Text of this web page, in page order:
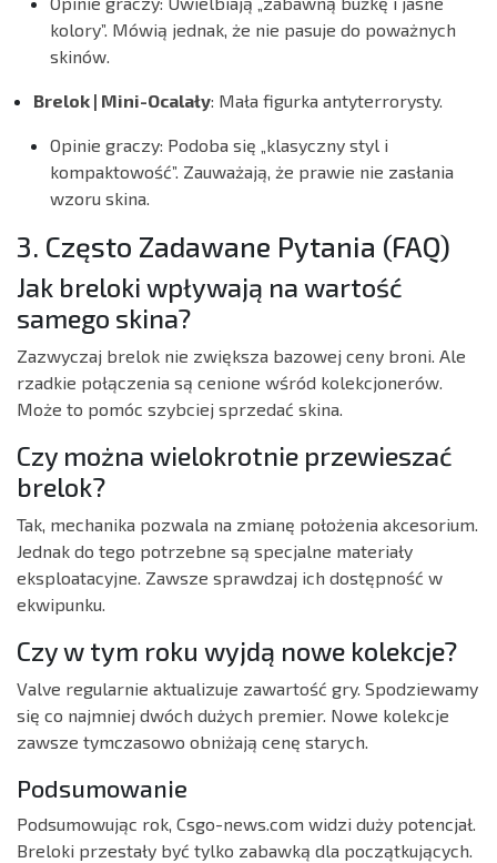
kolory”. Mówią jednak, że nie pasuje do poważnych
skinów.
Brelok | Mini-Ocalały: Mała figurka antyterrorysty.
Opinie graczy: Podoba się „klasyczny styl i
kompaktowość”. Zauważają, że prawie nie zasłania
wzoru skina.
3. Często Zadawane Pytania (FAQ)
Jak breloki wpływają na wartość
samego skina?
Zazwyczaj brelok nie zwiększa bazowej ceny broni. Ale
rzadkie połączenia są cenione wśród kolekcjonerów.
Może to pomóc szybciej sprzedać skina.
Czy można wielokrotnie przewieszać
brelok?
Tak, mechanika pozwala na zmianę położenia akcesorium.
Jednak do tego potrzebne są specjalne materiały
eksploatacyjne. Zawsze sprawdzaj ich dostępność w
ekwipunku.
Czy w tym roku wyjdą nowe kolekcje?
Valve regularnie aktualizuje zawartość gry. Spodziewamy
się co najmniej dwóch dużych premier. Nowe kolekcje
zawsze tymczasowo obniżają cenę starych.
Podsumowanie
Podsumowując rok, Csgo-news.com widzi duży potencjał.
Breloki przestały być tylko zabawką dla początkujących.